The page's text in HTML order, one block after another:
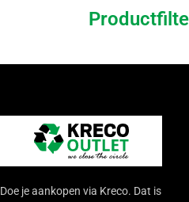
Doe je aankopen via Kreco. Dat is